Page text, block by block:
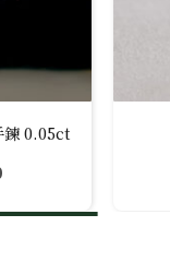
鍊 0.05ct